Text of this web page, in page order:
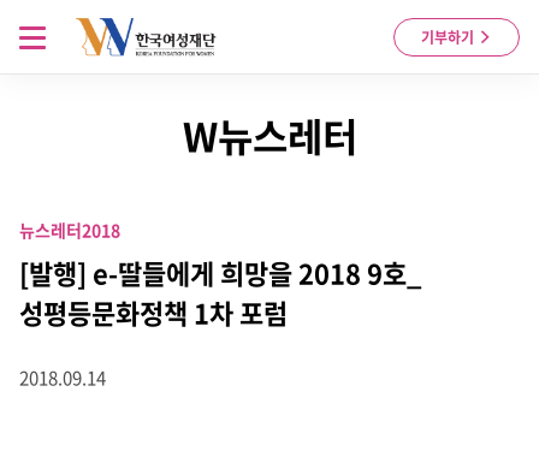
Skip to content
기부하기
메뉴 열기
W뉴스레터
뉴스레터2018
[발행] e-딸들에게 희망을 2018 9호_
성평등문화정책 1차 포럼
2018.09.14